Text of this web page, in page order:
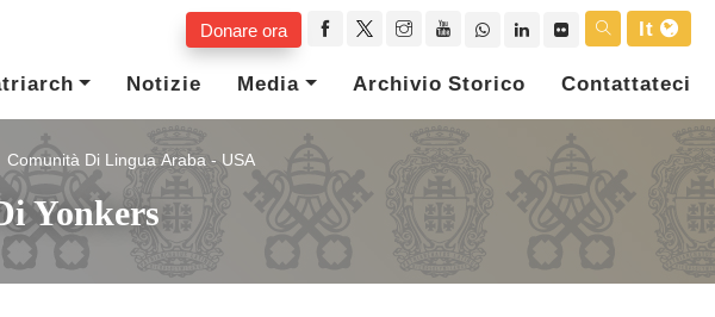
Donare ora
It
Notizie Media Archivio Storico Contattateci
Comunità Di Lingua Araba - USA
Yonkers